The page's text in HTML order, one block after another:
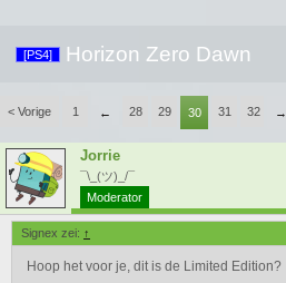
[PS4] Horizon Zero Dawn
< Vorige 1 ← 28 29 30 31 32 →
Jorrie
¯\_(ツ)_/¯
Moderator
Signex zei: ↑
Hoop het voor je, dit is de Limited Edition?